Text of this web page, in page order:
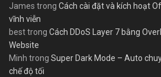
James trong Cách cài đặt và kích hoạt
vĩnh viễn
besttrong Cách DDoS Layer 7 bằng
Website
Minh trong Super Dark Mode – Auto
chế độ tối